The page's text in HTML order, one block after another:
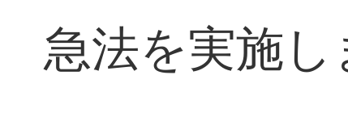
急法を実施し